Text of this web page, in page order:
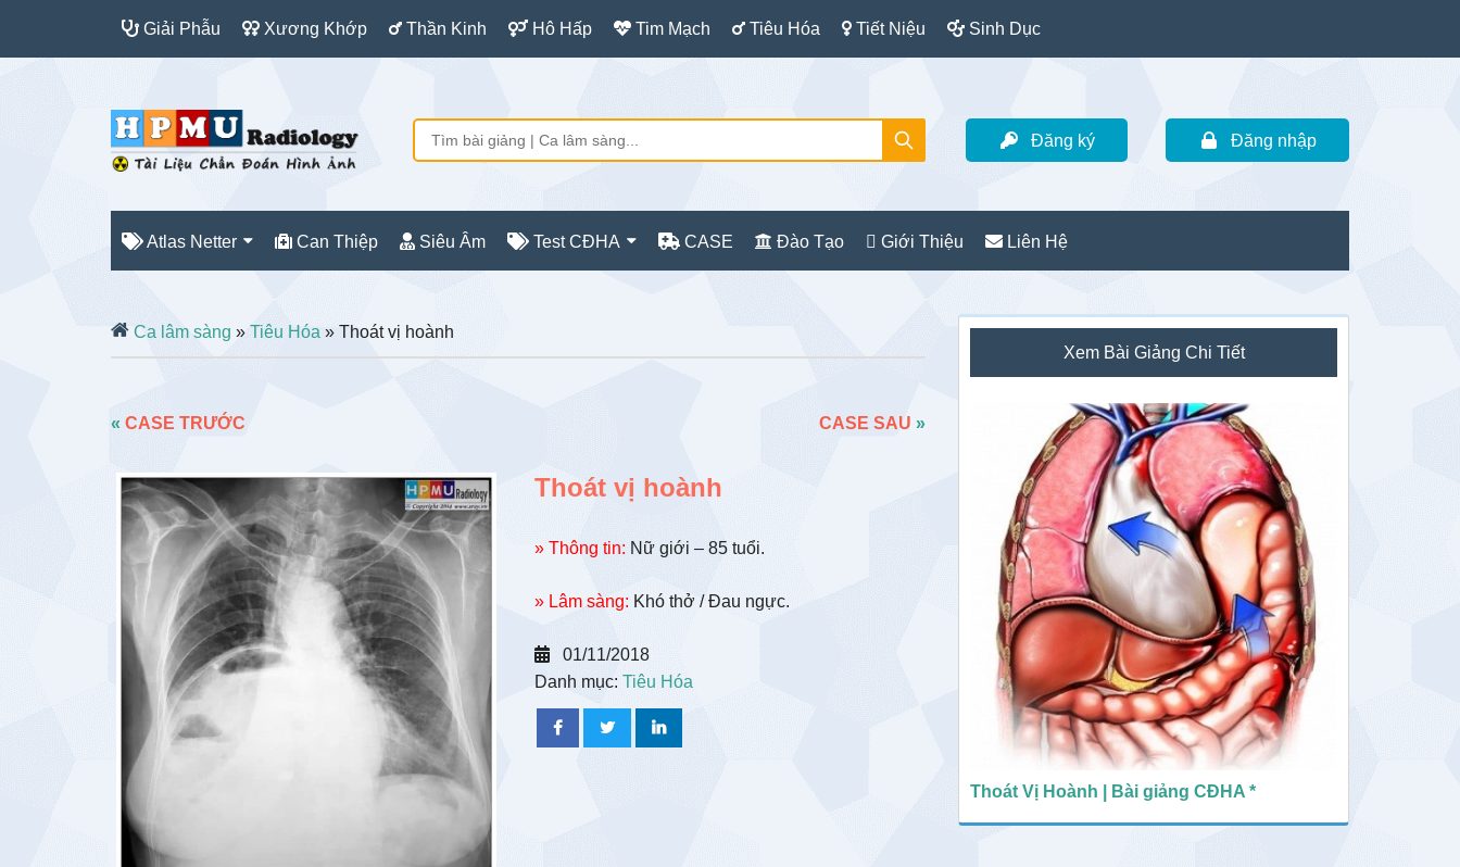
Giải Phẫu Xương Khớp Thần Kinh Hô Hấp Tim Mạch Tiêu Hóa Tiết Niệu Sinh Dục
Đăng ký Đăng nhập
Atlas Netter Can Thiệp Siêu Âm Test CĐHA CASE Đào Tạo Giới Thiệu Liên Hệ
Ca lâm sàng » Tiêu Hóa » Thoát vị hoành
« CASE TRƯỚC CASE SAU »
Thoát vị hoành
» Thông tin: Nữ giới – 85 tuổi.
» Lâm sàng: Khó thở / Đau ngực.
01/11/2018
Danh mục: Tiêu Hóa
Sidebar
chính
Xem Bài Giảng Chi Tiết
Thoát Vị Hoành | Bài giảng CĐHA *